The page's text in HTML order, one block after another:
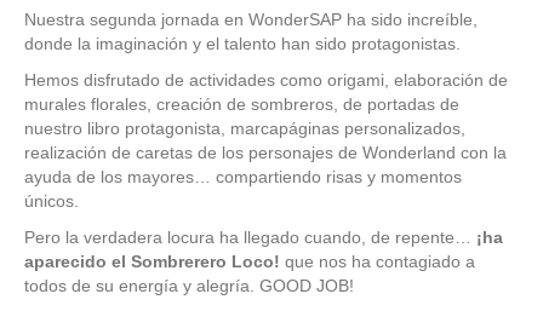
Nuestra segunda jornada en WonderSAP ha sido increíble,
donde la imaginación y el talento han sido protagonistas.
Hemos disfrutado de actividades como origami, elaboración de
murales florales, creación de sombreros, de portadas de
nuestro libro protagonista, marcapáginas personalizados,
realización de caretas de los personajes de Wonderland con la
ayuda de los mayores… compartiendo risas y momentos
únicos.
Pero la verdadera locura ha llegado cuando, de repente… ¡ha
aparecido el Sombrerero Loco! que nos ha contagiado a
todos de su energía y alegría. GOOD JOB!